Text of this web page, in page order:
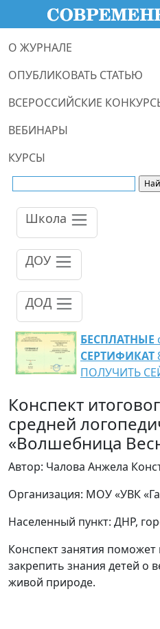
О ЖУРНАЛЕ
ОПУБЛИКОВАТЬ СТАТЬЮ
ВСЕРОССИЙСКИЕ
ВЕБИНАРЫ
КУРСЫ
Школа
ДОУ
ДОД
БЕСПЛАТНЫЕ
СЕРТИФИКАТ
ПОЛУЧИТЬ
Конспект
средней
«Волшебница
Автор: Чалова Анжела
Организация: МОУ «УВК
Населенный пункт: ДНР,
Конспект занятия поможет
закрепить знания детей о
живой природе.